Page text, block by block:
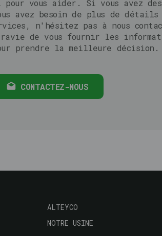
pour vous aider. Si vous avez des
avez besoin de plus de détails
n'hésitez pas à nous
de vous fournir les
prendre la meilleure décision.
CONTACTEZ-NOUS
Navegación
principal
ALTEYCO
NOTRE USINE